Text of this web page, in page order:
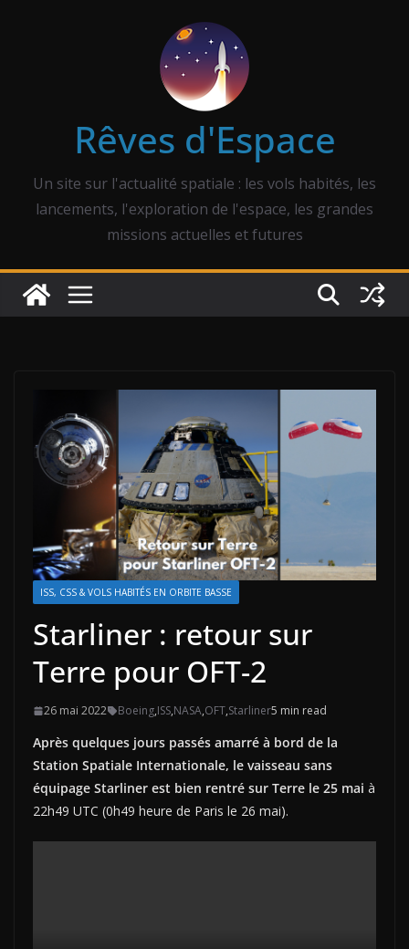
Rêves d'Espace
Un site sur l'actualité spatiale : les vols habités, les
lancements, l'exploration de l'espace, les grandes
missions actuelles et futures
ISS, CSS & VOLS HABITÉS EN ORBITE BASSE
Starliner : retour sur
Terre pour OFT-2
26 mai 2022 Boeing,ISS,NASA,OFT,Starliner5 min read
Après quelques jours passés amarré à bord de la
Station Spatiale Internationale, le vaisseau sans
équipage Starliner est bien rentré sur Terre le 25 mai à
22h49 UTC (0h49 heure de Paris le 26 mai).